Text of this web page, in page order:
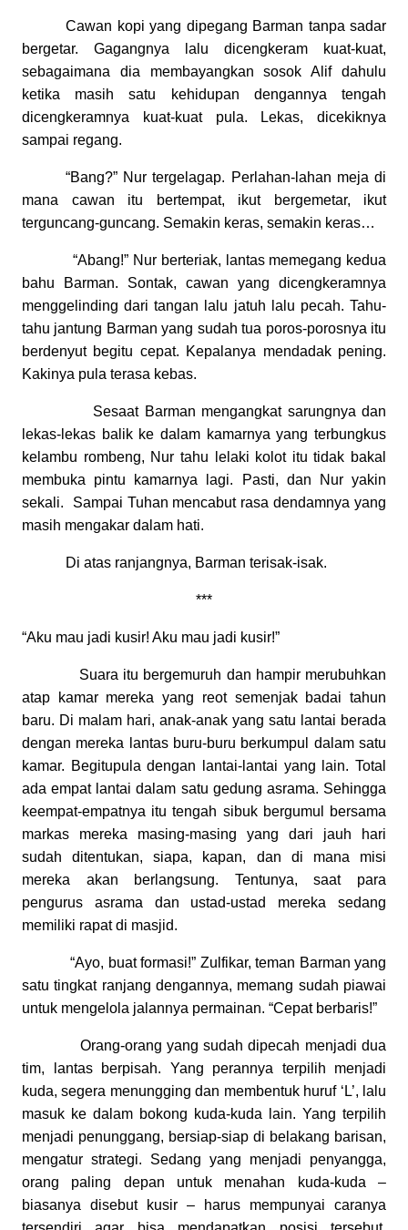
Cawan kopi yang dipegang Barman tanpa sadar
bergetar. Gagangnya lalu dicengkeram kuat-kuat,
sebagaimana dia membayangkan sosok Alif dahulu
ketika masih satu kehidupan dengannya tengah
dicengkeramnya kuat-kuat pula. Lekas, dicekiknya
sampai regang.
“Bang?” Nur tergelagap. Perlahan-lahan meja di
mana cawan itu bertempat, ikut bergemetar, ikut
terguncang-guncang. Semakin keras, semakin keras…
“Abang!” Nur berteriak, lantas memegang kedua
bahu Barman. Sontak, cawan yang dicengkeramnya
menggelinding dari tangan lalu jatuh lalu pecah. Tahu-
tahu jantung Barman yang sudah tua poros-porosnya itu
berdenyut begitu cepat. Kepalanya mendadak pening.
Kakinya pula terasa kebas.
Sesaat Barman mengangkat sarungnya dan
lekas-lekas balik ke dalam kamarnya yang terbungkus
kelambu rombeng, Nur tahu lelaki kolot itu tidak bakal
membuka pintu kamarnya lagi. Pasti, dan Nur yakin
sekali.
Sampai Tuhan mencabut rasa dendamnya yang
masih mengakar dalam hati.
Di atas ranjangnya, Barman terisak-isak.
***
“Aku mau jadi kusir! Aku mau jadi kusir!”
Suara itu bergemuruh dan hampir merubuhkan
atap kamar mereka yang reot semenjak badai tahun
baru. Di malam hari, anak-anak yang satu lantai berada
dengan mereka lantas buru-buru berkumpul dalam satu
kamar. Begitupula dengan lantai-lantai yang lain. Total
ada empat lantai dalam satu gedung asrama. Sehingga
keempat-empatnya itu tengah sibuk bergumul bersama
markas mereka masing-masing yang dari jauh hari
sudah ditentukan, siapa, kapan, dan di mana misi
mereka akan berlangsung. Tentunya, saat para
pengurus asrama dan ustad-ustad mereka sedang
memiliki rapat di masjid.
“Ayo, buat formasi!” Zulfikar, teman Barman yang
satu tingkat ranjang dengannya, memang sudah piawai
untuk mengelola jalannya permainan. “Cepat berbaris!”
Orang-orang yang sudah dipecah menjadi dua
tim, lantas berpisah. Yang perannya terpilih menjadi
kuda, segera menungging dan membentuk huruf ‘L’, lalu
masuk ke dalam bokong kuda-kuda lain. Yang terpilih
menjadi penunggang, bersiap-siap di belakang barisan,
mengatur strategi. Sedang yang menjadi penyangga,
orang paling depan untuk menahan kuda-kuda –
biasanya disebut kusir – harus mempunyai caranya